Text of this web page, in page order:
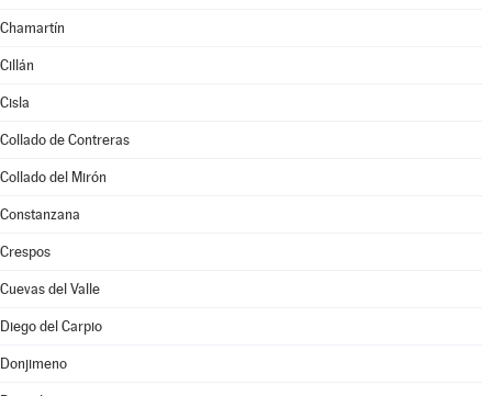
Chamartín
Cillán
Cisla
Collado de Contreras
Collado del Mirón
Constanzana
Crespos
Cuevas del Valle
Diego del Carpio
Donjimeno